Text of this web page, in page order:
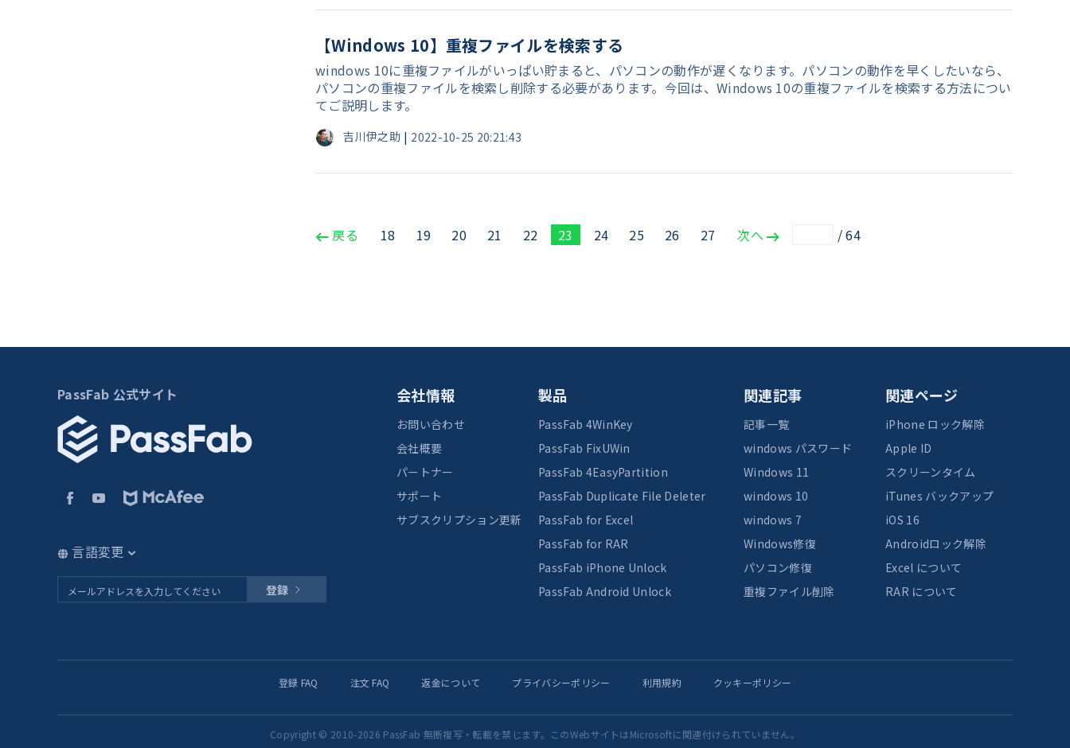
【Windows 10】重複ファイルを検索する
windows 10に重複ファイルがいっぱい貯まると、パソコンの動作が遅くなります。パソコンの動作を早くしたいなら、
パソコンの重複ファイルを検索し削除する必要があります。今回は、Windows 10の重複ファイルを検索する方法につい
てご説明します。
吉川伊之助 | 2022-10-25 20:21:43
戻る 18 19 20 21 22 23 24 25 26 27 次へ /64
PassFab 公式サイト
言語変更
登録
会社情報
お問い合わせ
会社概要
パートナー
サポート
サブスクリプション更新
製品
PassFab 4WinKey
PassFab FixUWin
PassFab 4EasyPartition
PassFab Duplicate File Deleter
PassFab for Excel
PassFab for RAR
PassFab iPhone Unlock
PassFab Android Unlock
関連記事
記事一覧
windows パスワード
Windows 11
windows 10
windows 7
Windows修復
パソコン修復
重複ファイル削除
関連ページ
iPhone ロック解除
Apple ID
スクリーンタイム
iTunes バックアップ
iOS 16
Androidロック解除
Excel について
RAR について
登録 FAQ 注文 FAQ 返金について プライバシーポリシー 利用規約 クッキーポリシー
Copyright © 2010-2026 PassFab 無断複写・転載を禁じます。このWebサイトはMicrosoftに関連付けられていません。